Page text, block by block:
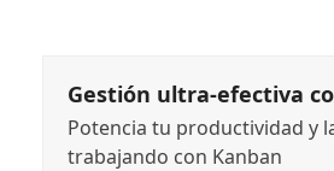
Gestión ultra-efectiva
Potencia tu productividad y
trabajando con Kanban